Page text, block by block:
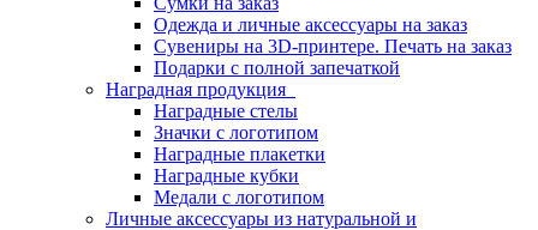
Одежда и личные аксессуары на заказ
Сувениры на 3D-принтере. Печать на заказ
Подарки с полной запечаткой
Наградная продукция
Наградные стелы
Значки с логотипом
Наградные плакетки
Наградные кубки
Медали с логотипом
Личные аксессуары из натуральной и